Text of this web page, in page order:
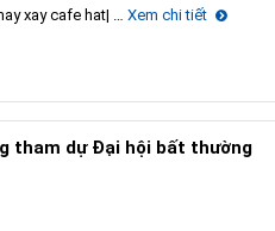
xay cafe hat| … Xem chi tiết
tham dự Đại hội bất thường